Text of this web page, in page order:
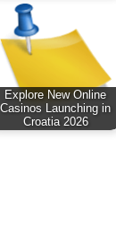
Explore New Online
Casinos Launching in
Croatia 2026